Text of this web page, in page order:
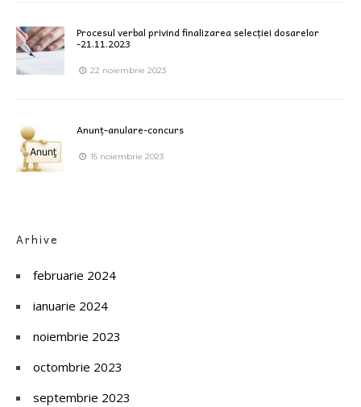
Procesul verbal privind finalizarea selecției dosarelor
-21.11.2023
22 noiembrie 2023
Anunț-anulare-concurs
15 noiembrie 2023
Arhive
februarie 2024
ianuarie 2024
noiembrie 2023
octombrie 2023
septembrie 2023